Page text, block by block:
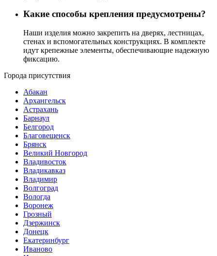
Какие способы крепления предусмотрены?
Наши изделия можно закрепить на дверях, лестницах,
стенах и вспомогательных конструкциях. В комплекте
идут крепежные элементы, обеспечивающие надежную
фиксацию.
Города присутствия
Абакан
Архангельск
Астрахань
Барнаул
Белгород
Благовещенск
Брянск
Великий Новгород
Владивосток
Владикавказ
Владимир
Волгоград
Вологда
Воронеж
Грозный
Дзержинск
Донецк
Екатеринбург
Иваново